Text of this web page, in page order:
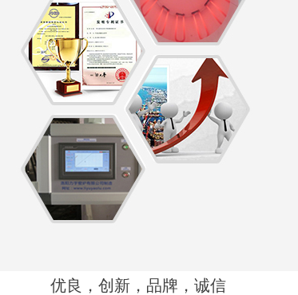
优良，创新，品牌，诚信